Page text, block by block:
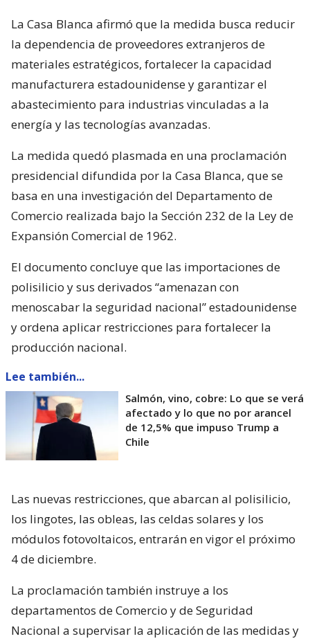
La Casa Blanca afirmó que la medida busca reducir
la dependencia de proveedores extranjeros de
materiales estratégicos, fortalecer la capacidad
manufacturera estadounidense y garantizar el
abastecimiento para industrias vinculadas a la
energía y las tecnologías avanzadas.
La medida quedó plasmada en una proclamación
presidencial difundida por la Casa Blanca, que se
basa en una investigación del Departamento de
Comercio realizada bajo la Sección 232 de la Ley de
Expansión Comercial de 1962.
El documento concluye que las importaciones de
polisilicio y sus derivados “amenazan con
menoscabar la seguridad nacional” estadounidense
y ordena aplicar restricciones para fortalecer la
producción nacional.
Lee también...
Salmón, vino, cobre: Lo que se verá
afectado y lo que no por arancel
de 12,5% que impuso Trump a
Chile
Las nuevas restricciones, que abarcan al polisilicio,
los lingotes, las obleas, las celdas solares y los
módulos fotovoltaicos, entrarán en vigor el próximo
4 de diciembre.
La proclamación también instruye a los
departamentos de Comercio y de Seguridad
Nacional a supervisar la aplicación de las medidas y